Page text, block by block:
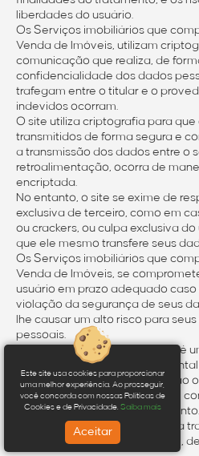
liberdades do usuário.
Os Serviços imobiliários que
Venda de Imóveis, utilizam
comunicação que realiza, de
confidencialidade dos dados
trafegam entre o titular e o
indevidos ocorram.
O site utiliza criptografia para que
transmitidos de forma segura e
a transmissão dos dados entre o
retroalimentação, ocorra de
encriptada.
No entanto, o site se exime de
exclusiva de terceiro, como em
ou crackers, ou culpa exclusiva
que ele mesmo transfere seus
Os Serviços imobiliários que
Venda de Imóveis, se
usuário em prazo adequado
violação da segurança de seus
lhe causar um alto risco para
pessoais.
A violação de dados pessoais é
que provoque, de modo
perda, a alteração, a divulgação
a dados pessoais transmitidos,
qualquer outro tipo de tratamento.
Por fim, o site se compromete a
usuário com confidencialidade,
Este site usa cookies para proporcionar
uma melhor experiência. Ao prosseguir,
você concorda com nossas Políticas de
Cookies e de Privacidade. Saiba mais
Aceitar